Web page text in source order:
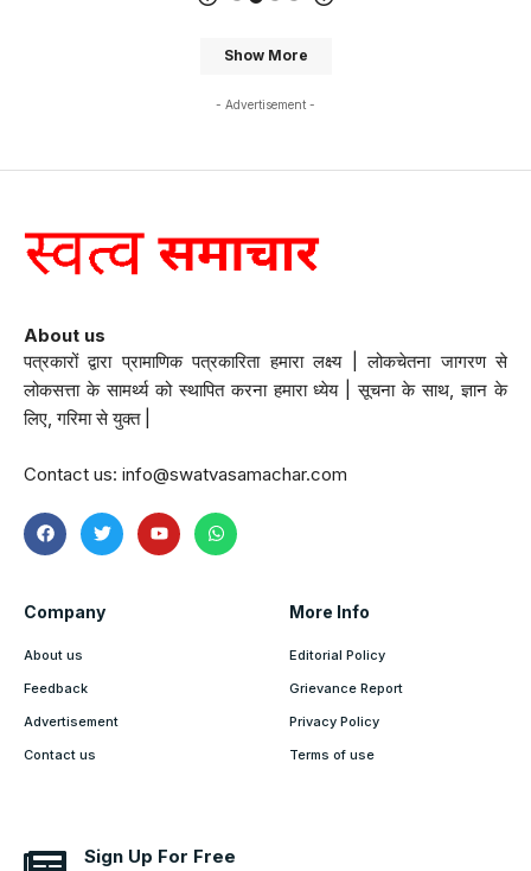
Show More
- Advertisement -
About us
पत्रकारों द्वारा प्रामाणिक पत्रकारिता हमारा लक्ष्य | लोकचेतना जागरण से
लोकसत्ता के सामर्थ्य को स्थापित करना हमारा ध्येय | सूचना के साथ, ज्ञान के
लिए, गरिमा से युक्त |
Contact us: info@swatvasamachar.com
Company
About us
Feedback
Advertisement
Contact us
More Info
Editorial Policy
Grievance Report
Privacy Policy
Terms of use
Sign Up For Free